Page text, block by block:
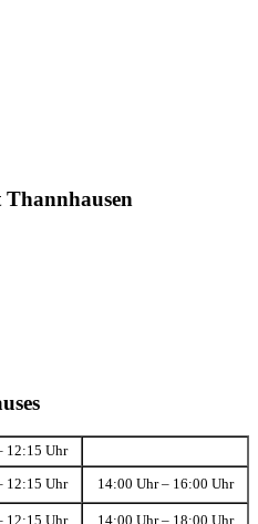
Thannhausen
12:15 Uhr
12:15 Uhr 14:00 Uhr – 16:00 Uhr